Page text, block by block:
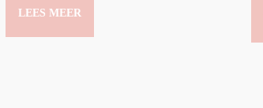
LEES MEER